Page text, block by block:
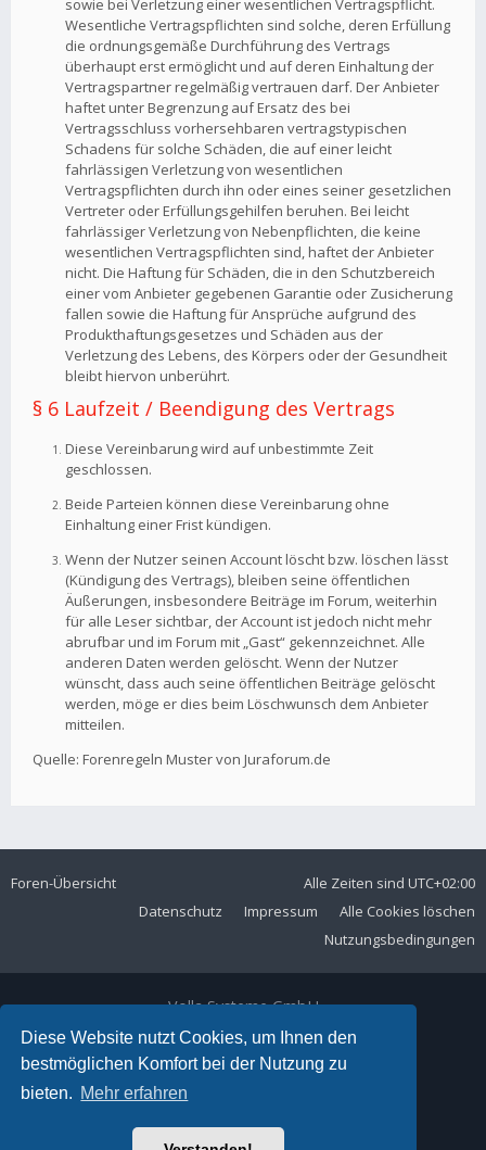
Diese Website nutzt Cookies, um Ihnen den
bestmöglichen Komfort bei der Nutzung zu
bieten. Mehr erfahren
sowie bei Verletzung einer wesentlichen Vertragspflicht.
Wesentliche Vertragspflichten sind solche, deren Erfüllung
die ordnungsgemäße Durchführung des Vertrags
überhaupt erst ermöglicht und auf deren Einhaltung der
Vertragspartner regelmäßig vertrauen darf. Der Anbieter
haftet unter Begrenzung auf Ersatz des bei
Vertragsschluss vorhersehbaren vertragstypischen
Schadens für solche Schäden, die auf einer leicht
fahrlässigen Verletzung von wesentlichen
Vertragspflichten durch ihn oder eines seiner gesetzlichen
Vertreter oder Erfüllungsgehilfen beruhen. Bei leicht
fahrlässiger Verletzung von Nebenpflichten, die keine
wesentlichen Vertragspflichten sind, haftet der Anbieter
nicht. Die Haftung für Schäden, die in den Schutzbereich
einer vom Anbieter gegebenen Garantie oder Zusicherung
fallen sowie die Haftung für Ansprüche aufgrund des
Produkthaftungsgesetzes und Schäden aus der
Verletzung des Lebens, des Körpers oder der Gesundheit
bleibt hiervon unberührt.
§ 6 Laufzeit / Beendigung des Vertrags
Diese Vereinbarung wird auf unbestimmte Zeit
geschlossen.
Beide Parteien können diese Vereinbarung ohne
Einhaltung einer Frist kündigen.
Wenn der Nutzer seinen Account löscht bzw. löschen lässt
(Kündigung des Vertrags), bleiben seine öffentlichen
Äußerungen, insbesondere Beiträge im Forum, weiterhin
für alle Leser sichtbar, der Account ist jedoch nicht mehr
abrufbar und im Forum mit „Gast“ gekennzeichnet. Alle
anderen Daten werden gelöscht. Wenn der Nutzer
wünscht, dass auch seine öffentlichen Beiträge gelöscht
werden, möge er dies beim Löschwunsch dem Anbieter
mitteilen.
Quelle: Forenregeln Muster von Juraforum.de
Foren-Übersicht Alle Zeiten sind UTC+02:00
Alle Cookies löschen
Impressum
Datenschutz
Nutzungsbedingungen
Volla Systeme GmbH
Kölner Straße 102
42897 Remscheid
Telefon:+49 2191 59897 61
E-Mail: